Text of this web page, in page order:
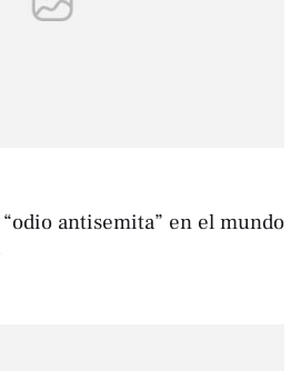
antisemita” en el mundo